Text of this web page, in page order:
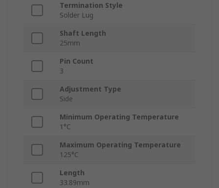
Termination Style
Solder Lug
Shaft Length
25mm
Pin Count
3
Adjustment Type
Side
Minimum Operating Temperature
1°C
Maximum Operating Temperature
125°C
Length
33.89mm